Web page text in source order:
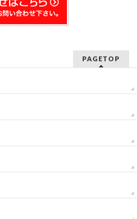
PAGETOP